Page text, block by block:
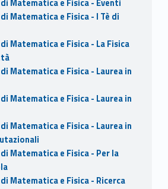
Matematica e Fisica - Eventi
Matematica e Fisica - I Tè di
Matematica e Fisica - La Fisica
Matematica e Fisica - Laurea in
Matematica e Fisica - Laurea in
Matematica e Fisica - Laurea in
Matematica e Fisica - Per la
Matematica e Fisica - Ricerca